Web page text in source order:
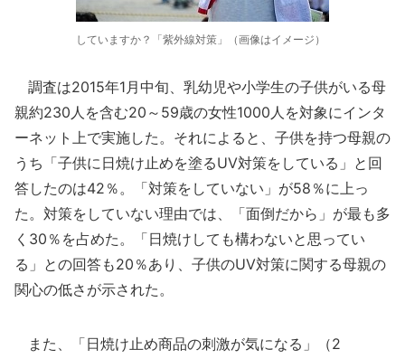
していますか？「紫外線対策」（画像はイメージ）
調査は2015年1月中旬、乳幼児や小学生の子供がいる母
親約230人を含む20～59歳の女性1000人を対象にインタ
ーネット上で実施した。それによると、子供を持つ母親の
うち「子供に日焼け止めを塗るUV対策をしている」と回
答したのは42％。「対策をしていない」が58％に上っ
た。対策をしていない理由では、「面倒だから」が最も多
く30％を占めた。「日焼けしても構わないと思ってい
る」との回答も20％あり、子供のUV対策に関する母親の
関心の低さが示された。
また、「日焼け止め商品の刺激が気になる」（2